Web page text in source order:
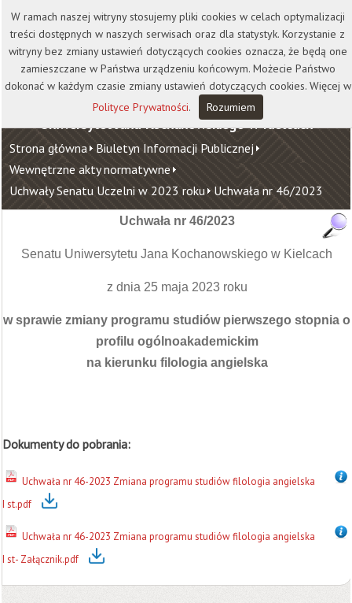
Kontakt Biblioteka
Wydawnictwo
Wirtualna Uczelnia
Uniwersytet Jana Kochanowskiego w Kielcach
Strona główna Biuletyn Informacji Publicznej
Wewnętrzne akty normatywne
Uchwały Senatu Uczelni w 2023 roku Uchwała nr 46/2023
Uchwała nr 46/2023
Senatu Uniwersytetu Jana Kochanowskiego w Kielcach
z dnia 25 maja 2023 roku
w sprawie zmiany programu studiów pierwszego stopnia o
profilu ogólnoakademickim
na kierunku filologia angielska
Dokumenty do pobrania:
Uchwała nr 46-2023 Zmiana programu studiów filologia angielska
I st.pdf
Uchwała nr 46-2023 Zmiana programu studiów filologia angielska
I st- Załącznik.pdf
W ramach naszej witryny stosujemy pliki cookies w celach optymalizacji
treści dostępnych w naszych serwisach oraz dla statystyk. Korzystanie z
witryny bez zmiany ustawień dotyczących cookies oznacza, że będą one
zamieszczane w Państwa urządzeniu końcowym. Możecie Państwo
dokonać w każdym czasie zmiany ustawień dotyczących cookies. Więcej w
Polityce Prywatności. Rozumiem